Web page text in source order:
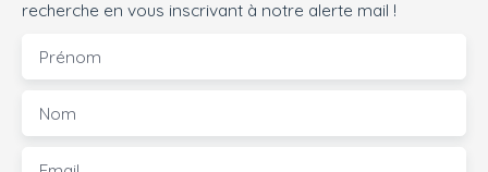
recherche en vous inscrivant à notre alerte mail !
Prénom
Nom